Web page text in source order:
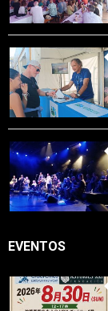
EVENTOS